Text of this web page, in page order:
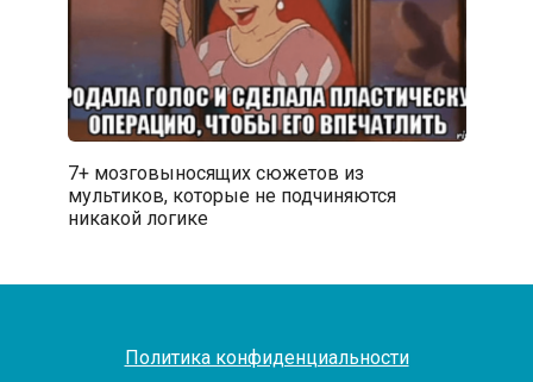
7+ мозговыносящих сюжетов из
мультиков, которые не подчиняются
никакой логике
Политика конфиденциальности